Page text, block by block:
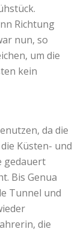
Richtung
nun, so
um die
kein
da die
Küsten- und
gedauert
Bis Genua
Tunnel und
die